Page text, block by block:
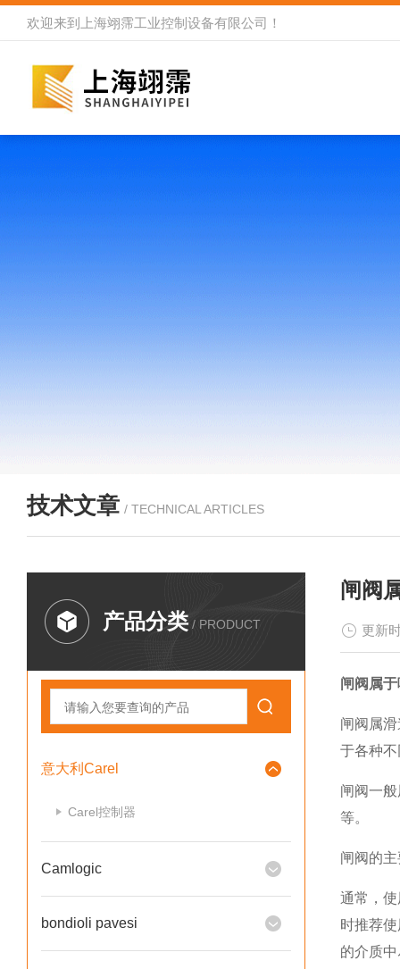
欢迎来到 上海翊霈工业控制设备有限公司 ！
技术文章 / TECHNICAL ARTICLES
产品分类 / PRODUCT
意大利Carel
Carel控制器
Camlogic
bondioli pavesi
闸阀
更新
闸阀属
闸阀属
于各种
闸阀一
等。
闸阀的
通常，
时推荐
的介质